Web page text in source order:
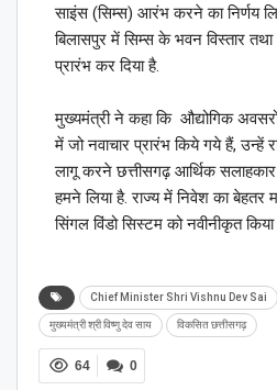
साइंस (सिम्स) आरंभ करने का निर्णय
बिलासपुर में सिम्स के भवन विस्तार
प्रारंभ कर दिया है.
मुख्यमंत्री ने कहा कि औद्योगिक
में जो नवाचार प्रारंभ किये गये हैं, उन्हें
लागू करने छत्तीसगढ़ आर्थिक
हमने लिया है. राज्य में निवेश का बेहतर
सिंगल विंडो सिस्टम को नवीनीकृत किया
Chief Minister Shri Vishnu Dev Sai
मुख्यमंत्री श्री विष्णु देव साय विकसित छत्तीसगढ़
0
64